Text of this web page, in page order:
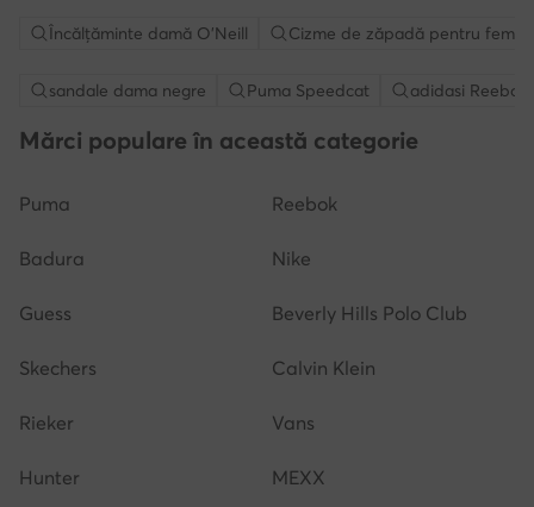
Încălțăminte damă O'Neill Cizme de zăpadă pentru femei
sandale dama negre Puma Speedcat adidasi Reebok
Mărci populare în această categorie
Puma Reebok
Badura Nike
Guess Beverly Hills Polo Club
Skechers Calvin Klein
Rieker Vans
Hunter MEXX